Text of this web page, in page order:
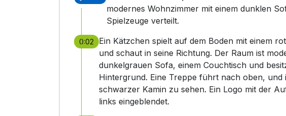
modernes Wohnzimmer mit einem dunklen
Spielzeuge verteilt.
0:02
Ein Kätzchen spielt auf dem Boden mit einem
und schaut in seine Richtung. Der Raum ist
dunkelgrauen Sofa, einem Couchtisch und
Hintergrund. Eine Treppe führt nach oben, und
schwarzer Kamin zu sehen. Ein Logo mit der
links eingeblendet.